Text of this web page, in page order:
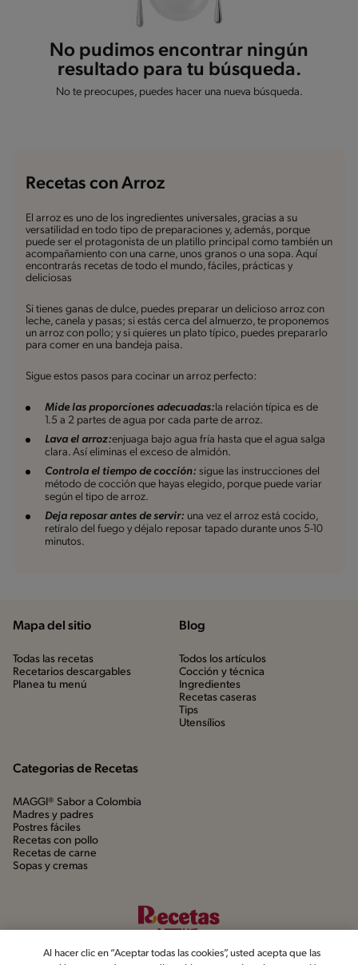
No pudimos encontrar ningún
resultado para tu búsqueda.
No te preocupes, puedes hacer una nueva búsqueda.
Recetas con Arroz
El arroz es uno de los ingredientes universales, gracias a su
versatilidad en todo tipo de preparaciones y, además, porque
puede ser el protagonista de un platillo principal como también un
acompañamiento con una carne, unos granos o una sopa. Aquí
encontrarás recetas de todo el mundo, fáciles, prácticas y
deliciosas
Si tienes ganas de dulce, puedes preparar un delicioso arroz con
leche, canela y pasas; si estás cerca del almuerzo, te proponemos
un arroz con pollo; y si quieres un plato típico, puedes prepararlo
para comer en una bandeja paisa.
Sigue estos pasos para cocinar un arroz perfecto:
Mide las proporciones adecuadas:la relación típica es de
1.5 a 2 partes de agua por cada parte de arroz.
Lava el arroz:enjuaga bajo agua fría hasta que el agua salga
clara. Así eliminas el exceso de almidón.
Controla el tiempo de cocción: sigue las instrucciones del
método de cocción que hayas elegido, porque puede variar
según el tipo de arroz.
Deja reposar antes de servir: una vez el arroz está cocido,
retíralo del fuego y déjalo reposar tapado durante unos 5-10
minutos.
Mapa del sitio
Todas las recetas
Recetarios descargables
Planea tu menú
Blog
Todos los artículos
Cocción y técnica
Ingredientes
Recetas caseras
Tips
Utensílios
Categorias de Recetas
MAGGI® Sabor a Colombia
Madres y padres
Postres fáciles
Recetas con pollo
Recetas de carne
Sopas y cremas
Al hacer clic en “Aceptar todas las cookies”, usted acepta que las